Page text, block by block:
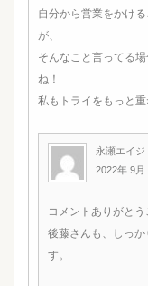
自分から営業をかけ
が、
そんなこと言ってる
ね！
私もトライをもっと重
永瀬エイジ
2022年 9月
コメントありがとう
後藤さんも、しっ
す。